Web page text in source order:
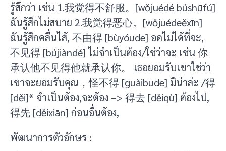
รู้สึกว่า เช่น 1.我觉得不舒服。[wǒjuédé búshūfú]
ฉันรู้สึกไม่สบาย 2.我觉得恶心。[wǒjuédeěxīn]
ฉันรู้สึกคลื่นไส้, 不由得 [bùyóude] อดไม่ได้ที่จะ,
不见得 [bújiàndé] ไม่จำเป็นต้อง/ใช่ว่าจะ เช่น 你
承认他不见得他就承认你。 เธอยอมรับเขาใช่ว่า
เขาจะยอมรับคุณ，怪不得 [guàibude] มิน่าล่ะ /得
[děi]* จำเป็นต้อง,จะต้อง –> 得去 [děiqù] ต้องไป,
得先 [děixiān] ก่อนอื่นต้อง,
พัฒนาการตัวอักษร :